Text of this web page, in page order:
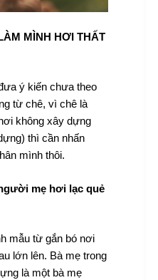
MÌNH HƠI THẤT
ý kiến chưa theo
từ chê, vì chê là
không xây dựng
thì cần nhấn
mình thôi.
mẹ hơi lạc quẻ
mẫu từ gắn bó nơi
lớn lên. Bà mẹ trong
là một bà mẹ